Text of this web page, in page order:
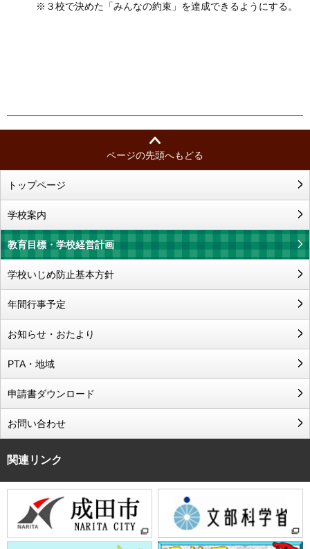
※３校で決めた「みんなの約束」を達成できるようにする。
ページの先頭へもどる
トップページ
学校案内
教育目標・学校経営計画
学校いじめ防止基本方針
年間行事予定
お知らせ・おたより
PTA・地域
申請書ダウンロード
お問い合わせ
関連リンク